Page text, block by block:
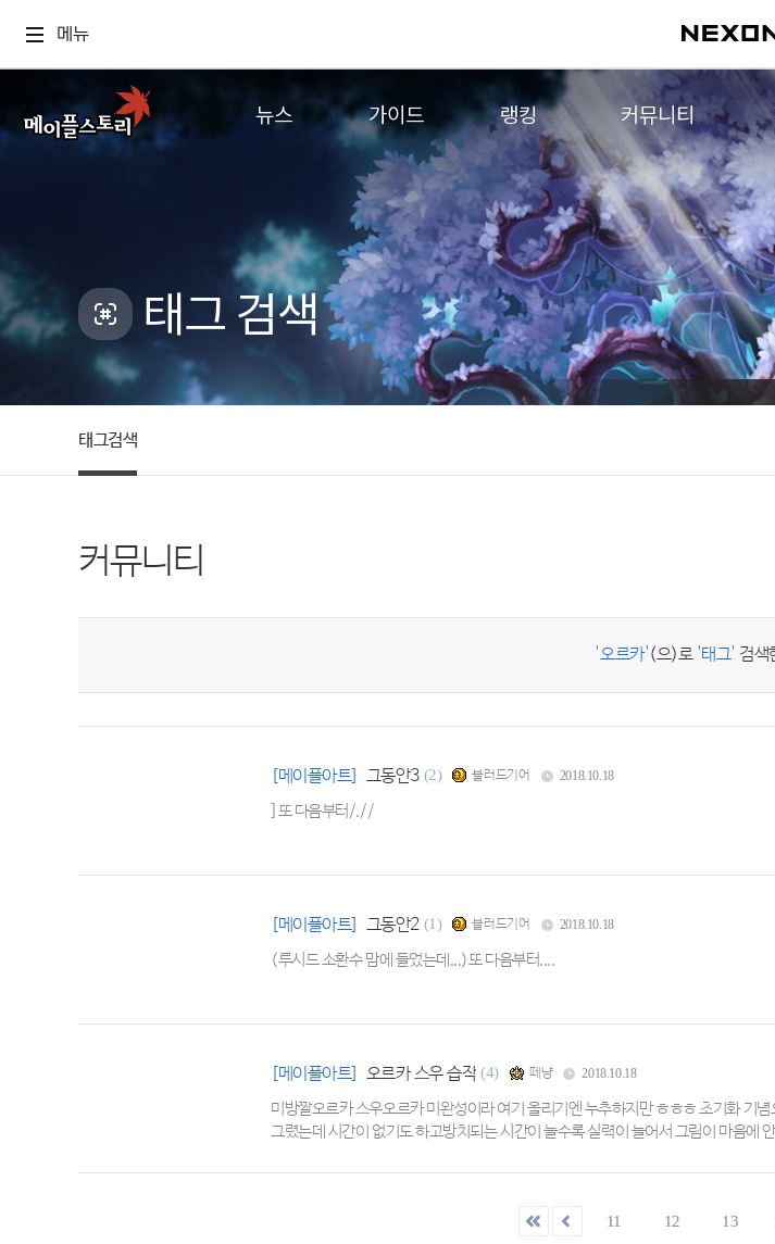
메뉴
뉴스
업데이트
이벤트
캐시샵 공지
메이플 알림판
with maple
가이드
게임정보
직업소개
확률형 아이템
NEXON NOW
추가정보
랭킹
월드 랭킹
컨텐츠 랭킹
커뮤니티
자유게시판
메이플 아트
메이플 코디
메이플스토리 파트너스
AI Style Finder
미니게임
커뮤니티 아카이브
태그 검색
태그검색
커뮤니티
'오르카'(으)로 '태그' 검색
[메이플아트] 그동안3 (2) 블러드기어 2018.10.18
]또 다음부터/.//
[메이플아트] 그동안2 (1) 블러드기어 2018.10.18
(루시드 소환수 맘에 들었는데...)또 다음부터....
[메이플아트] 오르카 스우 습작 (4) 떼냥 2018.10.18
미방짤오르카 스우오르카 미완성이라 여기 올리기엔 누추하지만 ㅎㅎㅎ 초기화 기
그렸는데 시간이 없기도 하고방치되는 시간이 늘수록 실력이 늘어서 그림이 마음에
11 12 13